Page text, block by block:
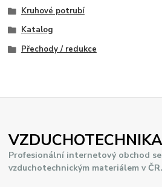
Kruhové potrubí
Katalog
Přechody / redukce
VZDUCHOTECHNIKA
Profesionální internetový obchod se
vzduchotechnickým materiálem v ČR.